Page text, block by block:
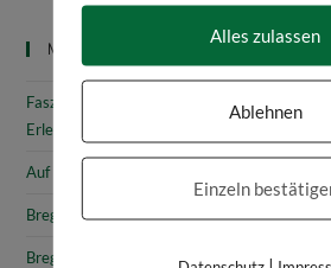
Neueste Beiträge
Faszinierende Geschichte & fantastische
Erlebnisse am Bodensee
Auf den Spuren von Annette von Droste-
Bregenz: Kirchen, Kapellen & Kultur
Bregenz: Stadtgeschichte &
Alles zulassen
Ablehnen
Einzeln